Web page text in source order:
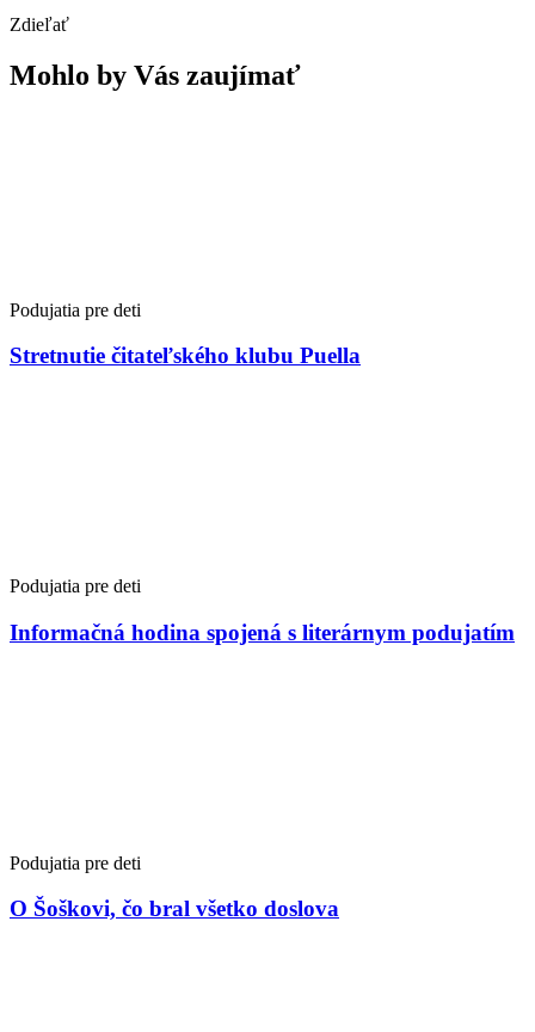
Zdieľať
Mohlo by Vás zaujímať
Podujatia pre deti
Stretnutie čitateľského klubu Puella
Podujatia pre deti
Informačná hodina spojená s literárnym podujatím
Podujatia pre deti
O Šoškovi, čo bral všetko doslova